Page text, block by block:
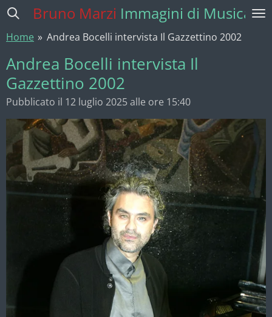
Vai
contenuto
principale
Bruno Marzi Immagini di Musica
Home » Andrea Bocelli intervista Il Gazzettino 2002
Andrea Bocelli intervista Il
Gazzettino 2002
Pubblicato il 12 luglio 2025 alle ore 15:40